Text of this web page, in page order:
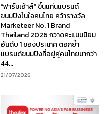
“ฟาร์มเฮ้าส์” ขึ้นแท่นแบรนด์
ขนมปังในใจคนไทย คว้ารางวัล
Marketeer No. 1 Brand
Thailand 2026 กวาดคะแนนนิยม
อันดับ 1 ของประเทศ ตอกย้ำ
แบรนด์ขนมปังที่อยู่คู่คนไทยมากว่า
44...
21/07/2026